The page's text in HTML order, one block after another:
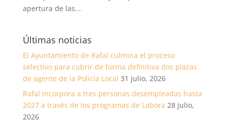
apertura de las...
Últimas noticias
El Ayuntamiento de Rafal culmina el proceso
selectivo para cubrir de forma definitiva dos plazas
de agente de la Policía Local 31 julio, 2026
Rafal incorpora a tres personas desempleadas hasta
2027 a través de los programas de Labora 28 julio,
2026